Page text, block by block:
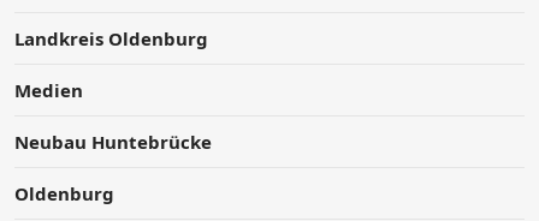
Landkreis Oldenburg
Medien
Neubau Huntebrücke
Oldenburg